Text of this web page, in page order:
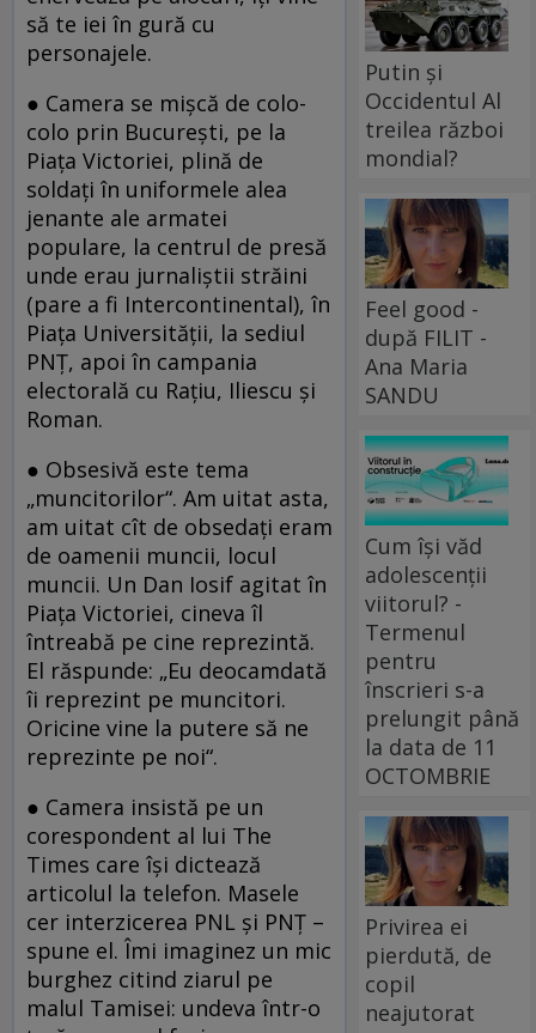
să te iei în gură cu
personajele.
● Camera se mişcă de colo-
colo prin Bucureşti, pe la
Piaţa Victoriei, plină de
soldaţi în uniformele alea
jenante ale armatei
populare, la centrul de presă
unde erau jurnaliştii străini
(pare a fi Intercontinental), în
Piaţa Universităţii, la sediul
PNŢ, apoi în campania
electorală cu Raţiu, Iliescu şi
Roman.
● Obsesivă este tema
„muncitorilor“. Am uitat asta,
am uitat cît de obsedaţi eram
de oamenii muncii, locul
muncii. Un Dan Iosif agitat în
Piaţa Victoriei, cineva îl
întreabă pe cine reprezintă.
El răspunde: „Eu deocamdată
îi reprezint pe muncitori.
Oricine vine la putere să ne
reprezinte pe noi“.
● Camera insistă pe un
corespondent al lui The
Times care îşi dictează
articolul la telefon. Masele
cer interzicerea PNL şi PNŢ –
spune el. Îmi imaginez un mic
burghez citind ziarul pe
malul Tamisei: undeva într-o
Putin și
Occidentul Al
treilea război
mondial?
Feel good -
după FILIT -
Ana Maria
SANDU
Cum își văd
adolescenții
viitorul? -
Termenul
pentru
înscrieri s-a
prelungit până
la data de 11
OCTOMBRIE
Privirea ei
pierdută, de
copil
neajutorat